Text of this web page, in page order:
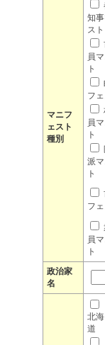
マニフ
ェスト
種別
知
スト
員
ト
フ
員
ト
派
ト
フ
員
ト
政治家
名
北海
道